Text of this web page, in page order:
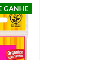
GANHE